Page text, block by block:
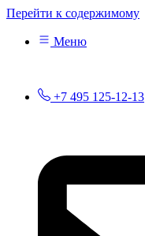
Перейти к содержимому
Меню
+7 495 125-12-13